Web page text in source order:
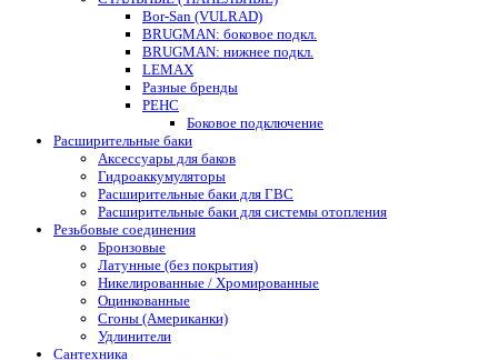
Bor-San (VULRAD)
BRUGMAN: боковое подкл.
BRUGMAN: нижнее подкл.
LEMAX
Разные бренды
РЕНС
Боковое подключение
Расширительные баки
Аксессуары для баков
Гидроаккумуляторы
Расширительные баки для ГВС
Расширительные баки для системы отопления
Резьбовые соединения
Бронзовые
Латунные (без покрытия)
Никелированные / Хромированные
Оцинкованные
Сгоны (Американки)
Удлинители
Сантехника